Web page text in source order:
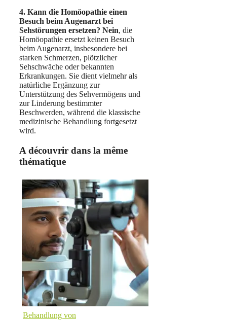
4. Kann die Homöopathie einen
Besuch beim Augenarzt bei
Sehstörungen ersetzen? Nein, die
Homöopathie ersetzt keinen Besuch
beim Augenarzt, insbesondere bei
starken Schmerzen, plötzlicher
Sehschwäche oder bekannten
Erkrankungen. Sie dient vielmehr als
natürliche Ergänzung zur
Unterstützung des Sehvermögens und
zur Linderung bestimmter
Beschwerden, während die klassische
medizinische Behandlung fortgesetzt
wird.
A découvrir dans la même
thématique
Behandlung von